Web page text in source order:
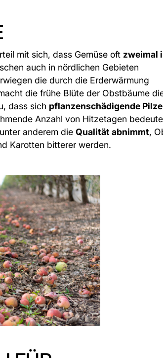
mit sich, dass Gemüse oft zweimal
auch in nördlichen Gebieten
die durch die Erderwärmung
die frühe Blüte der Obstbäume
dass sich pflanzenschädigende
Anzahl von Hitzetagen
anderem die Qualität abnimmt,
Karotten bitterer werden.